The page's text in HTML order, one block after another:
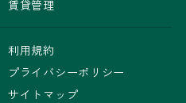
賃貸管理
利用規約
プライバシーポリシー
サイトマップ